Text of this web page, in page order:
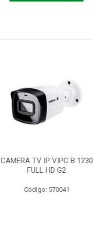
CAMERA TV IP VIPC B 1230
FULL HD G2
Código: 570041